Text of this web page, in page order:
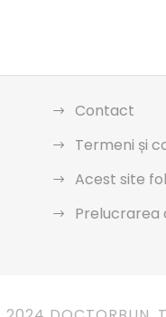
Contact
Termeni și
Acest site